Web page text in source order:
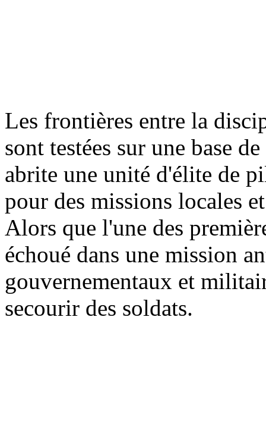
Les frontières entre la
sont testées sur une base
abrite une unité d'élite de
pour des missions locales
Alors que l'une des
échoué dans une mission
gouvernementaux et
secourir des soldats.